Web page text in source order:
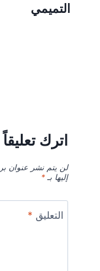
التميمي
اترك تعليقاً
لن يتم نشر عنوان
إليها بـ*
التعليق *